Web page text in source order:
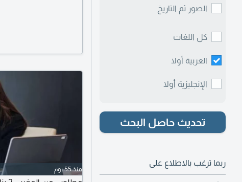
الصور ثم التاريخ
كل اللغات
العربية أولا
الإنجليزية أولا
تحديث حاصل البحث
ربما ترغب بالاطلاع على
منذ 55 يوم